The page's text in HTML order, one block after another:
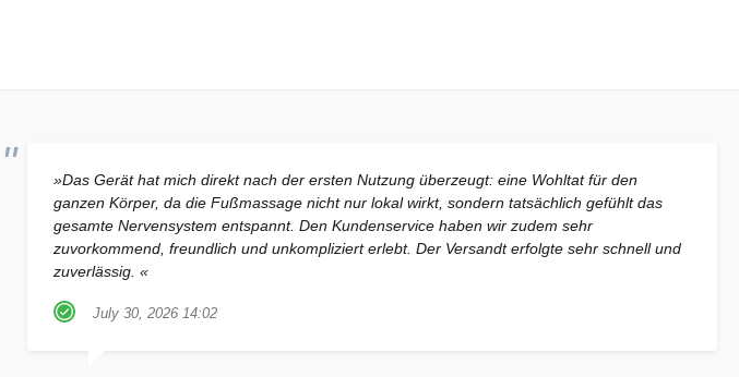
»Das Gerät hat mich direkt nach der ersten Nutzung überzeugt: eine Wohltat für den
ganzen Körper, da die Fußmassage nicht nur lokal wirkt, sondern tatsächlich gefühlt das
gesamte Nervensystem entspannt. Den Kundenservice haben wir zudem sehr
zuvorkommend, freundlich und unkompliziert erlebt. Der Versandt erfolgte sehr schnell und
zuverlässig. «
July 30, 2026 14:02